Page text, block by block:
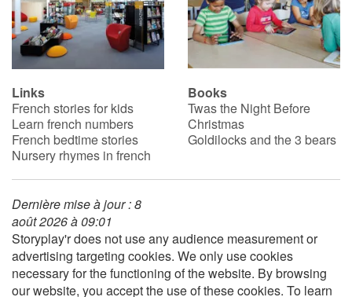
Links
French stories for kids
Learn french numbers
French bedtime stories
Nursery rhymes in french
Books
Twas the Night Before
Christmas
Goldilocks and the 3 bears
Dernière mise à jour : 8
août 2026 à 09:01
Storyplay'r does not use any audience measurement or
advertising targeting cookies. We only use cookies
necessary for the functioning of the website. By browsing
our website, you accept the use of these cookies. To learn